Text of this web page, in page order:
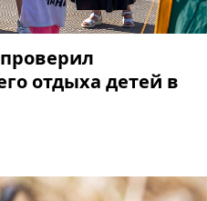
отдыха детей в